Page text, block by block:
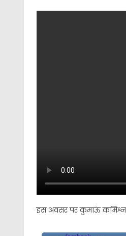
इस अवसर पर कुमाऊं कमिश्नर